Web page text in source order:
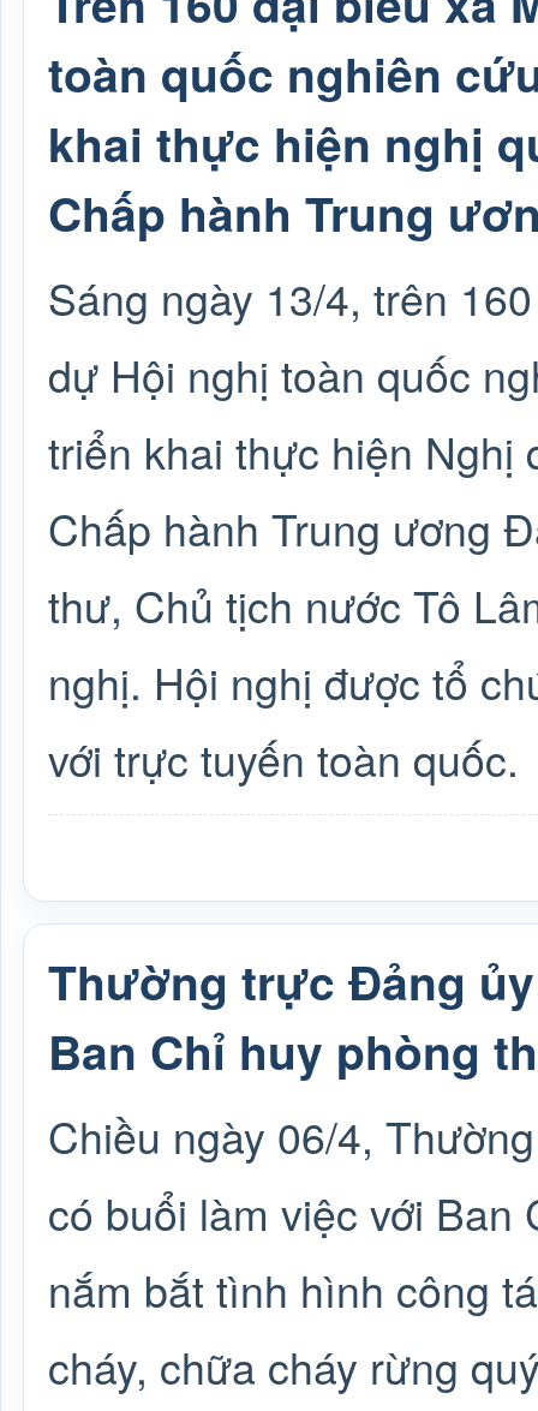
toàn quốc nghiên
khai thực hiện nghị
Chấp hành Trung
Sáng ngày 13/4, trên
dự Hội nghị toàn quốc
triển khai thực hiện Nghị
Chấp hành Trung ương
thư, Chủ tịch nước Tô
nghị. Hội nghị được tổ
với trực tuyến toàn quốc.
Thường trực Đảng
Ban Chỉ huy phòng
Chiều ngày 06/4,
có buổi làm việc với
nắm bắt tình hình công
cháy, chữa cháy rừng